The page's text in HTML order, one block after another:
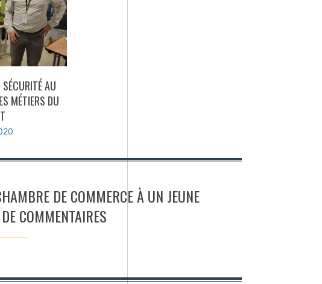
AU
MÉTIERS DU
DE COMMERCE À UN JEUNE
COMMENTAIRES